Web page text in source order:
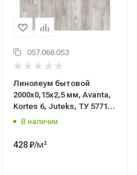
057.068.053
Линолеум бытовой
2000x0,15x2,5 мм, Avanta,
Kortes 6, Juteks, ТУ 5771-
041-05283280-2003
В наличии
428₽/м²